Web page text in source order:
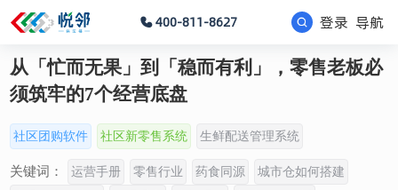
400-811-8627 登录 导航
从「忙而无果」到「稳而有利」，零售老板必
须筑牢的7个经营底盘
社区团购软件 社区新零售系统 生鲜配送管理系统
关键词： 运营手册 零售行业 药食同源
城市仓如何搭建